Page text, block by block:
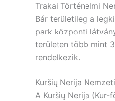
Trakai Történelmi
Bár területileg a
park központi
területen több mint
rendelkezik.
Kuršių Nerija
A Kuršių Nerija